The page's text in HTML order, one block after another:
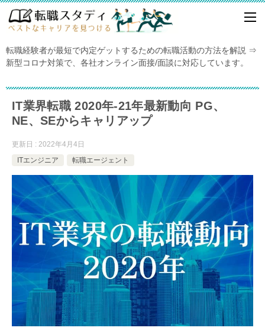
転職経験者が最短で内定ゲットするための転職活動の方法を解説 ⇒
新型コロナ対策で、各社オンライン面接/面談に対応しています。
IT業界転職 2020年-21年最新動向 PG、
NE、SEからキャリアップ
更新日 : 2022年4月4日
ITエンジニア
転職エージェント